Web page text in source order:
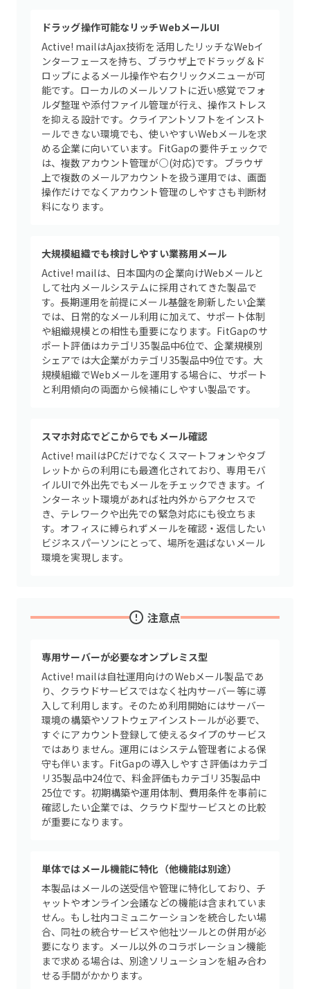
ドラッグ操作可能なリッチWebメールUI
Active! mailはAjax技術を活用したリッチなWebイ
ンターフェースを持ち、ブラウザ上でドラッグ＆ド
ロップによるメール操作や右クリックメニューが可
能です。ローカルのメールソフトに近い感覚でフォ
ルダ整理や添付ファイル管理が行え、操作ストレス
を抑える設計です。クライアントソフトをインスト
ールできない環境でも、使いやすいWebメールを求
める企業に向いています。FitGapの要件チェックで
は、複数アカウント管理が○(対応)です。ブラウザ
上で複数のメールアカウントを扱う運用では、画面
操作だけでなくアカウント管理のしやすさも判断材
料になります。
大規模組織でも検討しやすい業務用メール
Active! mailは、日本国内の企業向けWebメールと
して社内メールシステムに採用されてきた製品で
す。長期運用を前提にメール基盤を刷新したい企業
では、日常的なメール利用に加えて、サポート体制
や組織規模との相性も重要になります。FitGapのサ
ポート評価はカテゴリ35製品中6位で、企業規模別
シェアでは大企業がカテゴリ35製品中9位です。大
規模組織でWebメールを運用する場合に、サポート
と利用傾向の両面から候補にしやすい製品です。
スマホ対応でどこからでもメール確認
Active! mailはPCだけでなくスマートフォンやタブ
レットからの利用にも最適化されており、専用モバ
イルUIで外出先でもメールをチェックできます。イ
ンターネット環境があれば社内外からアクセスで
き、テレワークや出先での緊急対応にも役立ちま
す。オフィスに縛られずメールを確認・返信したい
ビジネスパーソンにとって、場所を選ばないメール
環境を実現します。
注意点
専用サーバーが必要なオンプレミス型
Active! mailは自社運用向けのWebメール製品であ
り、クラウドサービスではなく社内サーバー等に導
入して利用します。そのため利用開始にはサーバー
環境の構築やソフトウェアインストールが必要で、
すぐにアカウント登録して使えるタイプのサービス
ではありません。運用にはシステム管理者による保
守も伴います。FitGapの導入しやすさ評価はカテゴ
リ35製品中24位で、料金評価もカテゴリ35製品中
25位です。初期構築や運用体制、費用条件を事前に
確認したい企業では、クラウド型サービスとの比較
が重要になります。
単体ではメール機能に特化（他機能は別途）
本製品はメールの送受信や管理に特化しており、チ
ャットやオンライン会議などの機能は含まれていま
せん。もし社内コミュニケーションを統合したい場
合、同社の統合サービスや他社ツールとの併用が必
要になります。メール以外のコラボレーション機能
まで求める場合は、別途ソリューションを組み合わ
せる手間がかかります。